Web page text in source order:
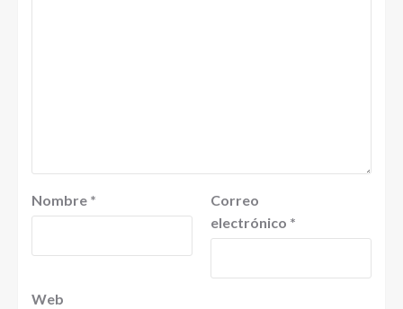
Nombre *
Correo
electrónico *
Web